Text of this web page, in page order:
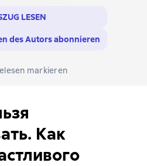
LESEN
des Autors abonnieren
markieren
Как